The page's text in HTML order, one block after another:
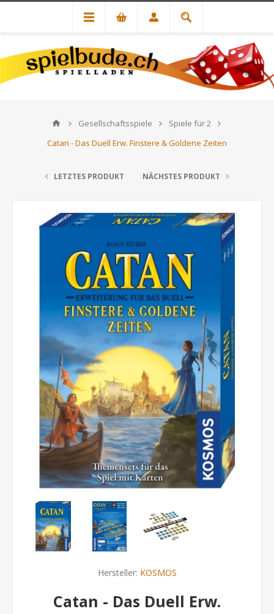
Gesellschaftsspiele
Spiele für 2
Catan - Das Duell Erw. Finstere & Goldene Zeiten
LETZTES PRODUKT NÄCHSTES PRODUKT
Hersteller: KOSMOS
Catan - Das Duell Erw.